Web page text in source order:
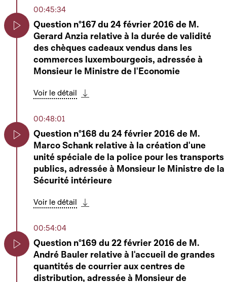
00:45:34
Question n°167 du 24 février 2016 de M.
Gerard Anzia relative à la durée de validité
des chèques cadeaux vendus dans les
commerces luxembourgeois, adressée à
Monsieur le Ministre de l'Economie
Voir le détail
00:48:01
Question n°168 du 24 février 2016 de M.
Marco Schank relative à la création d'une
unité spéciale de la police pour les transports
publics, adressée à Monsieur le Ministre de la
Sécurité intérieure
Voir le détail
00:54:04
Question n°169 du 22 février 2016 de M.
André Bauler relative à l'accueil de grandes
quantités de courrier aux centres de
distribution, adressée à Monsieur de
la Convention en matière de sécurité sociale
entre le Grand-Duché de Luxembourg et la
République d'Albanie, signée à Luxembourg,
le 27 octobre 2014 - Rapportrice : Madame
Taina Bofferding
Télécharger cette séquence
6833 - Projet de loi portant approbation de la
Convention entre le Grand-Duché de
Luxembourg et le Royaume de Belgique sur
la coopération et l'entraide administrative en
matière de sécurité sociale, signée à
Bruxelles, le 5 février 2015 - Rapporteur :
Play
03:08:56
6879 - Projet de loi portant fusion des
communes de Boevange-sur-Attert et de